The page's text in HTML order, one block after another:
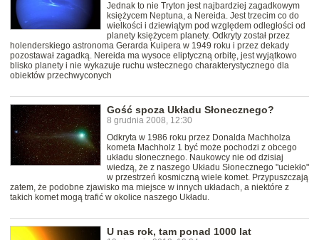
Jednak to nie Tryton jest najbardziej zagadkowym
księżycem Neptuna, a Nereida. Jest trzecim co do
wielkości i dziewiątym pod względem odległości od
planety księżycem planety. Odkryty został przez
holenderskiego astronoma Gerarda Kuipera w 1949 roku i przez dekady
pozostawał zagadką. Nereida ma wysoce eliptyczną orbitę, jest wyjątkowo
blisko planety i nie wykazuje ruchu wstecznego charakterystycznego dla
obiektów przechwyconych
Gość spoza Układu Słonecznego?
8 grudnia 2008, 12:30
Odkryta w 1986 roku przez Donalda Machholza
kometa Machholz 1 być może pochodzi z obcego
układu słonecznego. Naukowcy nie od dzisiaj
wiedzą, że z naszego Układu Słonecznego "uciekło"
w przestrzeń kosmiczną wiele komet. Przypuszczają
zatem, że podobne zjawisko ma miejsce w innych układach, a niektóre z
takich komet mogą trafić w okolice naszego Układu.
U nas rok, tam ponad 1000 lat